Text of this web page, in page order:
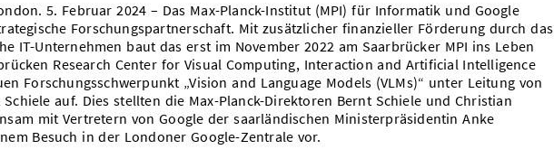
5. Februar 2024 – Das Max-Planck-Institut (MPI) für Informatik und Google
Forschungspartnerschaft. Mit zusätzlicher finanzieller Förderung durch das
IT-Unternehmen baut das erst im November 2022 am Saarbrücker MPI ins Leben
Research Center for Visual Computing, Interaction and Artificial Intelligence
Forschungsschwerpunkt „Vision and Language Models (VLMs)“ unter Leitung von
auf. Dies stellten die Max-Planck-Direktoren Bernt Schiele und Christian
mit Vertretern von Google der saarländischen Ministerpräsidentin Anke
Besuch in der Londoner Google-Zentrale vor.